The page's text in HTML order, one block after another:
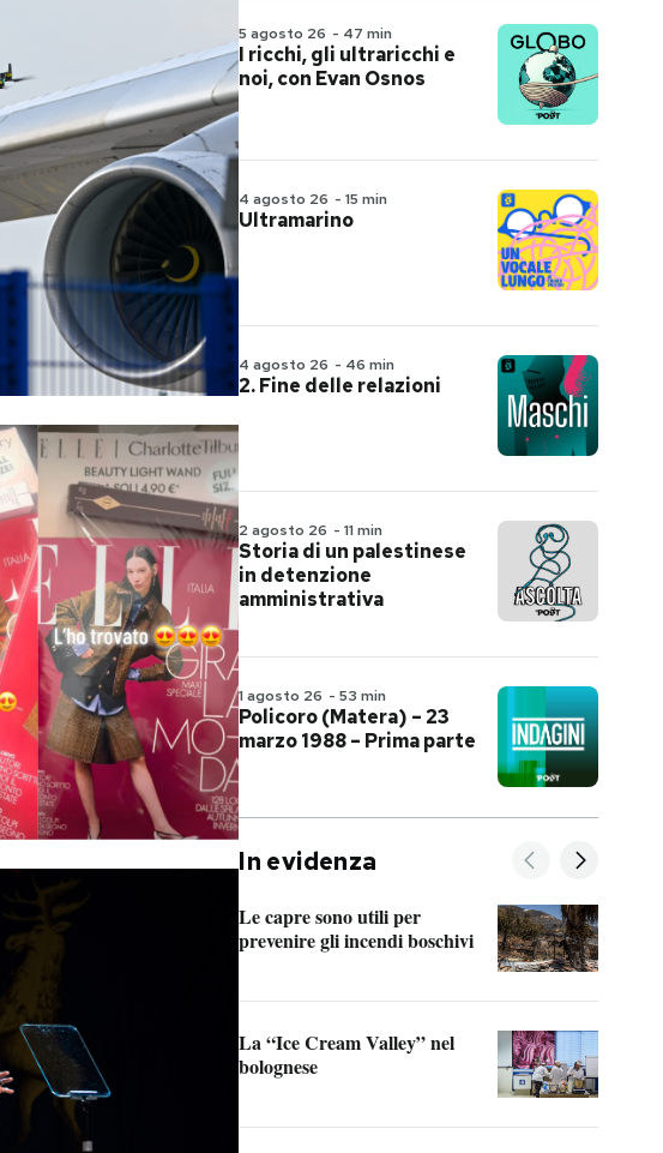
5 agosto 26 - 47 min
I ricchi, gli ultraricchi e
noi, con Evan Osnos
4 agosto 26 -15 min
Ultramarino
4 agosto 26 - 46 min
2. Fine delle relazioni
2 agosto 26 -11 min
Storia di un palestinese
in detenzione
amministrativa
1 agosto 26 -53 min
Policoro (Matera) – 23
marzo 1988 – Prima parte
In evidenza
Le capre sono utili per
prevenire gli incendi boschivi
La “Ice Cream Valley” nel
bolognese